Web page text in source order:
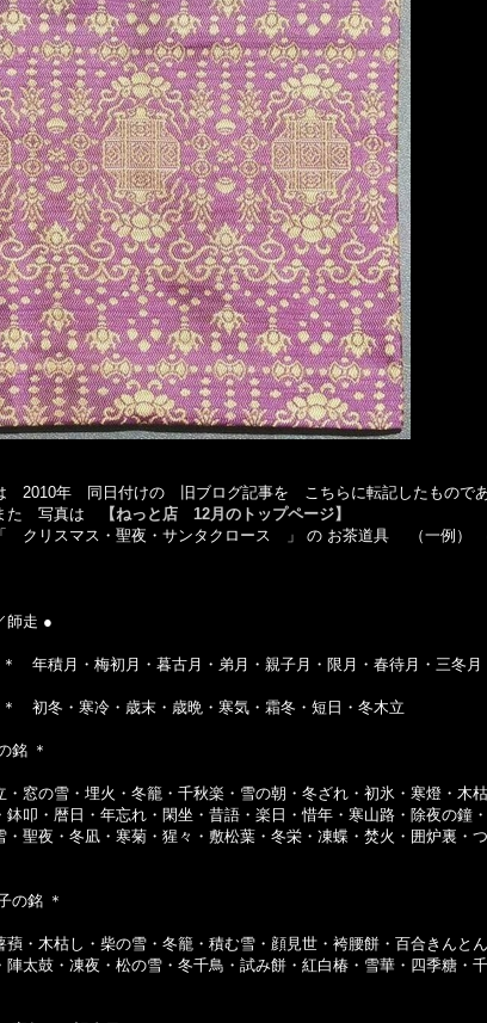
2010年 同日付けの 旧ブログ記事を こちらに転記したもので
写真は
【ねっと店 12月のトップページ】
スマス・聖夜・サンタクロース 」 の お茶道具 （一例） の
師走 ●
＊ 年積月・梅初月・暮古月・弟月・親子月・限月・春待月・三冬月
＊ 初冬・寒冷・歳末・歳晩・寒気・霜冬・短日・冬木立
銘 ＊
・窓の雪・埋火・冬籠・千秋楽・雪の朝・冬ざれ・初氷・寒燈・木
鉢叩・暦日・年忘れ・閑坐・昔語・楽日・惜年・寒山路・除夜の鐘
・聖夜・冬凪・寒菊・猩々・敷松葉・冬栄・凍蝶・焚火・囲炉裏・
の銘 ＊
蕷・木枯し・柴の雪・冬籠・積む雪・顔見世・袴腰餅・百合きんと
陣太鼓・凍夜・松の雪・冬千鳥・試み餅・紅白椿・雪華・四季糖・